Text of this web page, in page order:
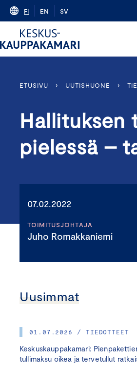
Skip
content
FI EN SV
ETUSIVU › UUTISHUONE ›
Hallituksen
pielessä –
07.02.2022
TOIMITUSJOHTAJA
Juho Romakkaniemi
Uusimmat
01.07.2026 / TIEDOTTEET
Keskuskauppakamari:
tullimaksu oikea ja tervetullut